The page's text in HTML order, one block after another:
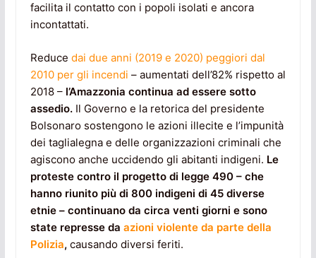
facilita il contatto con i popoli isolati e ancora
incontattati.
Reduce dai due anni (2019 e 2020) peggiori dal
2010 per gli incendi – aumentati dell’82% rispetto al
2018 – l’Amazzonia continua ad essere sotto
assedio.Il Governo e la retorica del presidente
Bolsonaro sostengono le azioni illecite e l’impunità
dei taglialegna e delle organizzazioni criminali che
agiscono anche uccidendo gli abitanti indigeni. Le
proteste contro il progetto di legge 490 – che
hanno riunito più di 800 indigeni di 45 diverse
etnie – continuano da circa venti giorni e sono
state represse da azioni violente da parte della
Polizia,causando diversi feriti.